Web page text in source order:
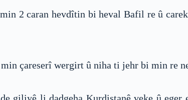
2 caran hevdîtin bi heval Bafil re û
çareserî wergirt û niha ti jehr bi min re